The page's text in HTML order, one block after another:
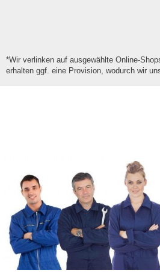
*Wir verlinken auf ausgewählte Online-
erhalten ggf. eine Provision, wodurch wir